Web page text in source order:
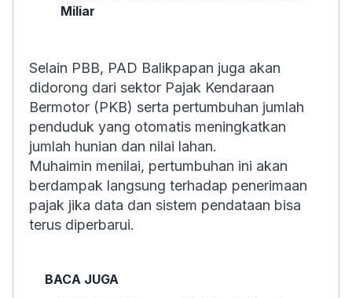
Miliar
Selain PBB, PAD Balikpapan juga akan
didorong dari sektor Pajak Kendaraan
Bermotor (PKB) serta pertumbuhan jumlah
penduduk yang otomatis meningkatkan
jumlah hunian dan nilai lahan.
Muhaimin menilai, pertumbuhan ini akan
berdampak langsung terhadap penerimaan
pajak jika data dan sistem pendataan bisa
terus diperbarui.
BACA JUGA